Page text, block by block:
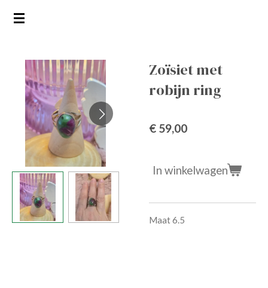
Ga
hoofdinhoud
Zoïsiet met
robijn ring
€ 59,00
In winkelwagen
Maat 6.5